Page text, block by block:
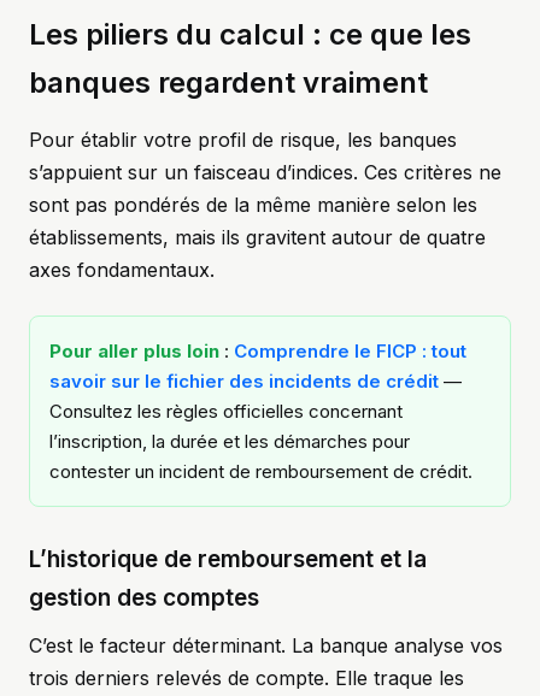
Les piliers du calcul : ce que les
banques regardent vraiment
Pour établir votre profil de risque, les banques
s’appuient sur un faisceau d’indices. Ces critères ne
sont pas pondérés de la même manière selon les
établissements, mais ils gravitent autour de quatre
axes fondamentaux.
Pour aller plus loin : Comprendre le FICP : tout
savoir sur le fichier des incidents de crédit —
Consultez les règles officielles concernant
l’inscription, la durée et les démarches pour
contester un incident de remboursement de crédit.
L’historique de remboursement et la
gestion des comptes
C’est le facteur déterminant. La banque analyse vos
trois derniers relevés de compte. Elle traque les